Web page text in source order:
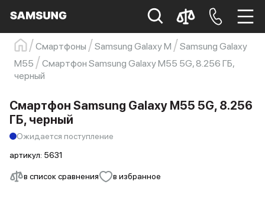
Samsung Смартфон s23
s23 ultra
Galaxy S22
Смартфоны Samsung Galaxy M
Samsung Galaxy
M55
Смартфон Samsung Galaxy M55 5G, 8.256 ГБ,
черный
в список сравнения в избранное
Смартфон Samsung Galaxy M55 5G, 8.256
ГБ, черный
Ожидается поступление
артикул: 5631